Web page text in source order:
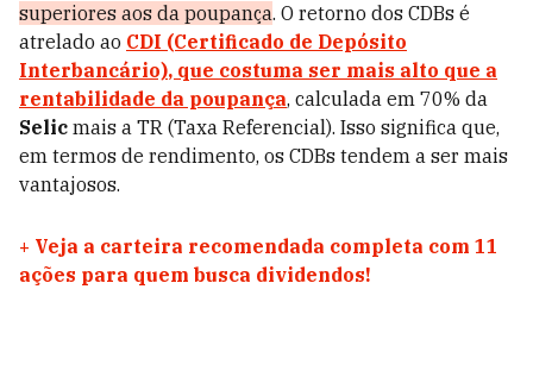
superiores aos da poupança. O retorno dos CDBs é
atrelado ao CDI (Certificado de Depósito
Interbancário), que costuma ser mais alto que a
rentabilidade da poupança, calculada em 70% da
Selic mais a TR (Taxa Referencial). Isso significa que,
em termos de rendimento, os CDBs tendem a ser mais
vantajosos.
+ Veja a carteira recomendada completa com 11
ações para quem busca dividendos!